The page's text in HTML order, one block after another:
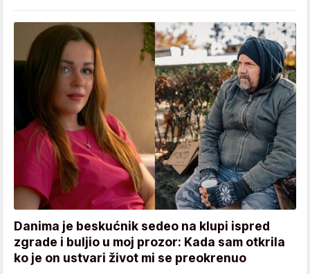
Danima je beskućnik sedeo na klupi ispred
zgrade i buljio u moj prozor: Kada sam otkrila
ko je on ustvari život mi se preokrenuo